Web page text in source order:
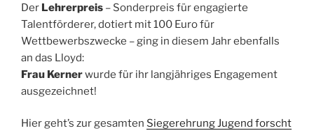
Der Lehrerpreis – Sonderpreis für engagierte
Talentförderer, dotiert mit 100 Euro für
Wettbewerbszwecke – ging in diesem Jahr ebenfalls
an das Lloyd:
Frau Kernerwurde für ihr langjähriges Engagement
ausgezeichnet!
Hier geht’s zur gesamten Siegerehrung Jugend forscht